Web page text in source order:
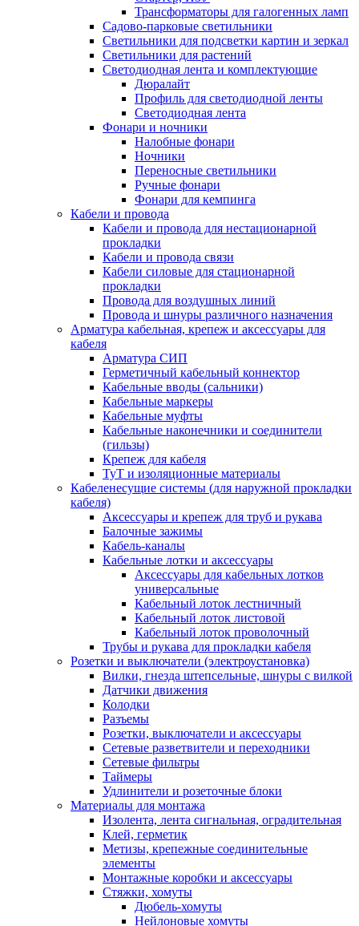
Трансформаторы для галогенных ламп
Садово-парковые светильники
Светильники для подсветки картин и зеркал
Светильники для растений
Светодиодная лента и комплектующие
Дюралайт
Профиль для светодиодной ленты
Светодиодная лента
Фонари и ночники
Налобные фонари
Ночники
Переносные светильники
Ручные фонари
Фонари для кемпинга
Кабели и провода
Кабели и провода для нестационарной
прокладки
Кабели и провода связи
Кабели силовые для стационарной
прокладки
Провода для воздушных линий
Провода и шнуры различного назначения
Арматура кабельная, крепеж и аксессуары для
кабеля
Арматура СИП
Герметичный кабельный коннектор
Кабельные вводы (сальники)
Кабельные маркеры
Кабельные муфты
Кабельные наконечники и соединители
(гильзы)
Крепеж для кабеля
ТуТ и изоляционные материалы
Кабеленесущие системы (для наружной прокладки
кабеля)
Аксессуары и крепеж для труб и рукава
Балочные зажимы
Кабель-каналы
Кабельные лотки и аксессуары
Аксессуары для кабельных лотков
универсальные
Кабельный лоток лестничный
Кабельный лоток листовой
Кабельный лоток проволочный
Трубы и рукава для прокладки кабеля
Розетки и выключатели (электроустановка)
Вилки, гнезда штепсельные, шнуры с вилкой
Датчики движения
Колодки
Разъемы
Розетки, выключатели и аксессуары
Сетевые разветвители и переходники
Сетевые фильтры
Таймеры
Удлинители и розеточные блоки
Материалы для монтажа
Изолента, лента сигнальная, оградительная
Клей, герметик
Метизы, крепежные соединительные
элементы
Монтажные коробки и аксессуары
Стяжки, хомуты
Дюбель-хомуты
Нейлоновые хомуты